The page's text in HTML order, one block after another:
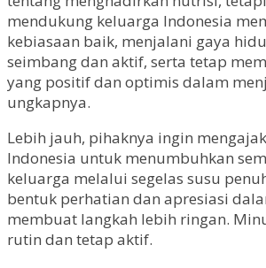
mendukung keluarga Indonesia
kebiasaan baik, menjalani gaya
seimbang dan aktif, serta tetap
yang positif dan optimis dalam
ungkapnya.
Lebih jauh, pihaknya ingin
Indonesia untuk menumbuhkan
keluarga melalui segelas susu
bentuk perhatian dan apresiasi
membuat langkah lebih ringan.
rutin dan tetap aktif.